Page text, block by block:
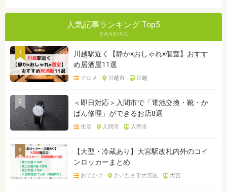
人気記事ランキング Top5
1
川越駅近く【静か×おしゃれ×個室】おすす
め居酒屋11選
グルメ 川越市 川越
2
＜即日対応＞入間市で「電池交換・靴・か
ばん修理」ができるお店8選
生活 入間市 入間市
3
【大型・冷蔵あり】大宮駅改札内外のコイ
ンロッカーまとめ
おでかけ さいたま市大宮区 大宮